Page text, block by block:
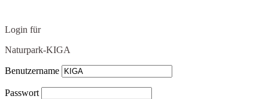
Login für
Naturpark-KIGA
Benutzername
Passwort